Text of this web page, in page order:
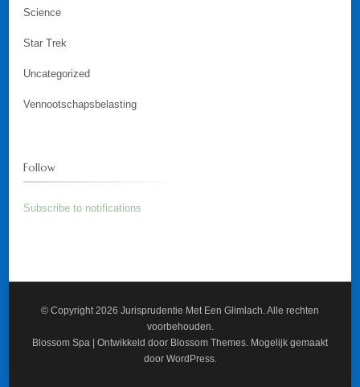
Science
Star Trek
Uncategorized
Vennootschapsbelasting
Follow
Subscribe to notifications
© Copyright 2026 Jurisprudentie Met Een Glimlach . Alle rechten
voorbehouden.
Blossom Spa | Ontwikkeld door Blossom Themes . Mogelijk gemaakt
door WordPress.